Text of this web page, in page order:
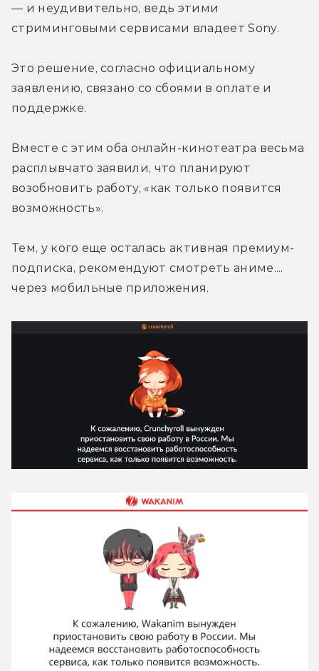
— и неудивительно, ведь этими
стриминговыми сервисами владеет Sony.
Это решение, согласно официальному
заявлению, связано со сбоями в оплате и
поддержке.
Вместе с этим оба онлайн-кинотеатра весьма
расплывчато заявили, что планируют
возобновить работу, «как только появится
возможность».
Тем, у кого еще осталась активная премиум-
подписка, рекомендуют смотреть аниме....
через мобильные приложения.